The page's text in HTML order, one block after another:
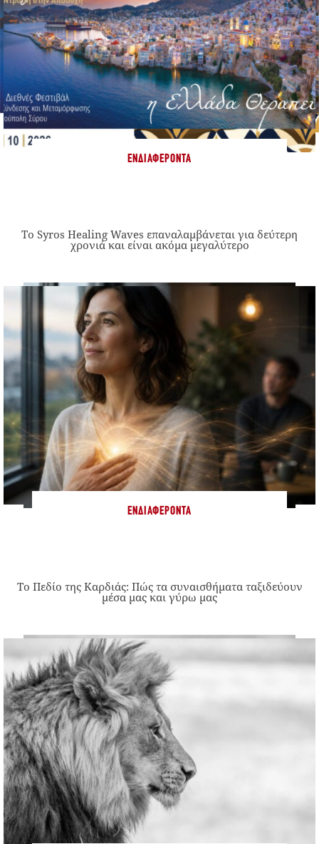
ΕΝΔΙΑΦΈΡΟΝΤΑ
Το Syros Healing Waves επαναλαμβάνεται για δεύτερη
χρονιά και είναι ακόμα μεγαλύτερο
ΕΝΔΙΑΦΈΡΟΝΤΑ
Το Πεδίο της Καρδιάς: Πώς τα συναισθήματα ταξιδεύουν
μέσα μας και γύρω μας